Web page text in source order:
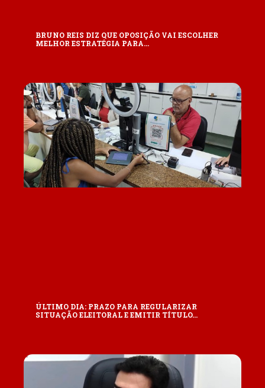
BRUNO REIS DIZ QUE OPOSIÇÃO VAI ESCOLHER
MELHOR ESTRATÉGIA PARA…
ÚLTIMO DIA: PRAZO PARA REGULARIZAR
SITUAÇÃO ELEITORAL E EMITIR TÍTULO…